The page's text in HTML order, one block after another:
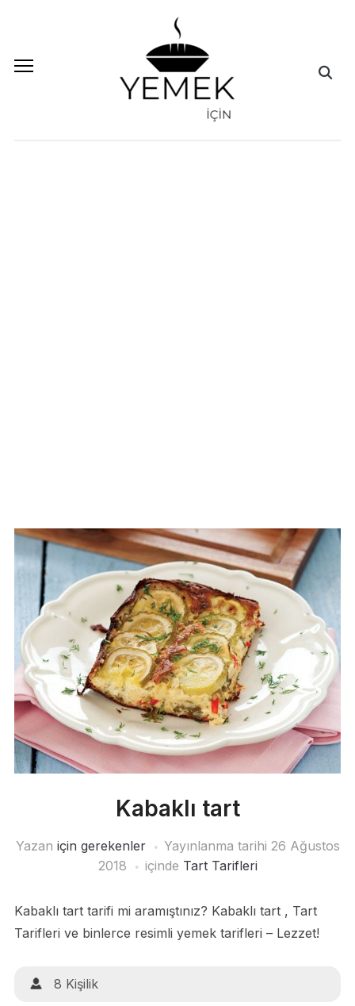
Kabaklı tart
Yazan için gerekenler Yayınlanma tarihi 26 Ağustos
2018
içinde Tart Tarifleri
Kabaklı tart tarifi mi aramıştınız? Kabaklı tart , Tart
Tarifleri ve binlerce resimli yemek tarifleri – Lezzet!
8 Kişilik